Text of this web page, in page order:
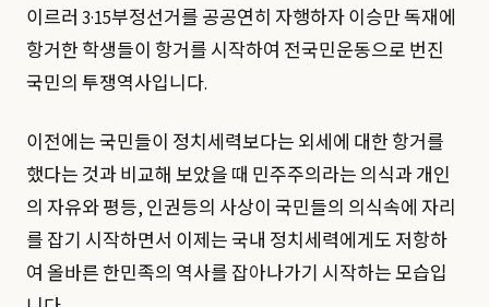
이르러 3·15부정선거를 공공연히 자행하자 이승만 독재에
항거한 학생들이 항거를 시작하여 전국민운동으로 번진
국민의 투쟁역사입니다.
이전에는 국민들이 정치세력보다는 외세에 대한 항거를
했다는 것과 비교해 보았을 때 민주주의라는 의식과 개인
의 자유와 평등, 인권등의 사상이 국민들의 의식속에 자리
를 잡기 시작하면서 이제는 국내 정치세력에게도 저항하
여 올바른 한민족의 역사를 잡아나가기 시작하는 모습입